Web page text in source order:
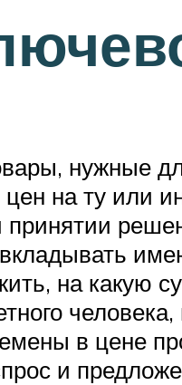
нужные
на ту или
на какую
в цене
и